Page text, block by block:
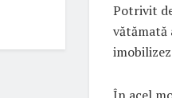
Potrivit
vătămată